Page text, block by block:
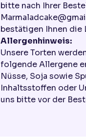
bitte nach Ihrer
bestätigen Ihnen die
Allergenhinweis:
Unsere Torten
folgende Allergene
Nüsse, Soja sowie
Inhaltsstoffen oder
uns bitte vor der